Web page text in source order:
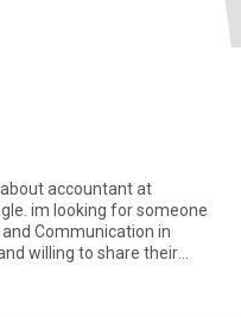
accountant at
im looking for someone
Communication in
willing to share their